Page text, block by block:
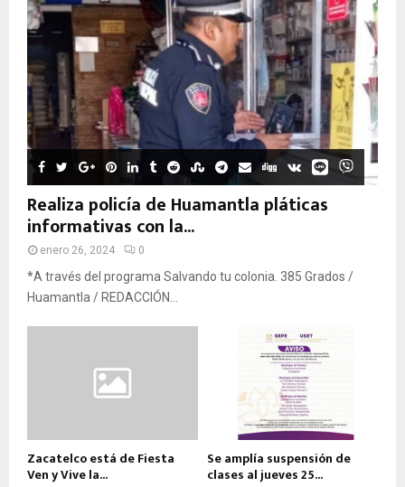
Realiza policía de Huamantla pláticas
informativas con la...
enero 26, 2024 0
*A través del programa Salvando tu colonia. 385 Grados /
Huamantla / REDACCIÓN...
Zacatelco está de Fiesta
Ven y Vive la...
Se amplía suspensión de
clases al jueves 25...